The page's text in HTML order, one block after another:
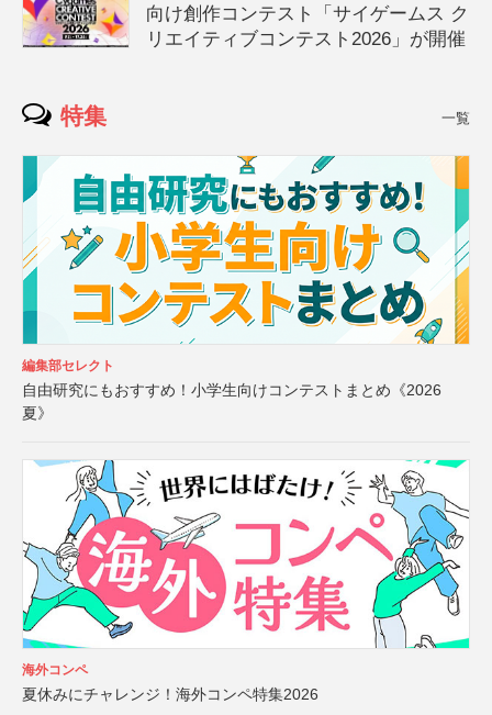
向け創作コンテスト「サイゲームス ク
リエイティブコンテスト2026」が開催
特集 一覧
編集部セレクト
自由研究にもおすすめ！小学生向けコンテストまとめ《2026
夏》
海外コンペ
夏休みにチャレンジ！海外コンペ特集2026